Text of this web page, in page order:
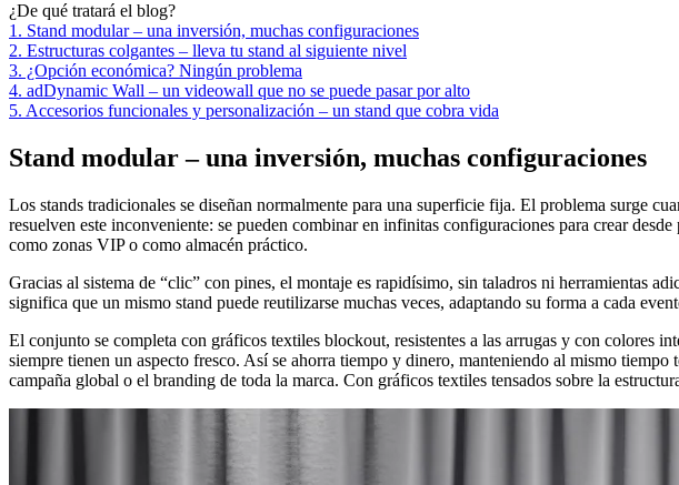
¿De qué tratará el blog?
1. Stand modular – una inversión, muchas configuraciones
2. Estructuras colgantes – lleva tu stand al siguiente nivel
3. ¿Opción económica? Ningún problema
4. adDynamic Wall – un videowall que no se puede pasar por alto
5. Accesorios funcionales y personalización – un stand que cobra vida
Stand modular – una inversión, muchas configuraciones
Los stands tradicionales se diseñan normalmente para una superficie fija. El problema surge
resuelven este inconveniente: se pueden combinar en infinitas configuraciones para crear
como zonas VIP o como almacén práctico.
Gracias al sistema de “clic” con pines, el montaje es rapidísimo, sin taladros ni herramientas
significa que un mismo stand puede reutilizarse muchas veces, adaptando su forma a cada
El conjunto se completa con gráficos textiles blockout, resistentes a las arrugas y con colores
siempre tienen un aspecto fresco. Así se ahorra tiempo y dinero, manteniendo al mismo
campaña global o el branding de toda la marca. Con gráficos textiles tensados sobre la